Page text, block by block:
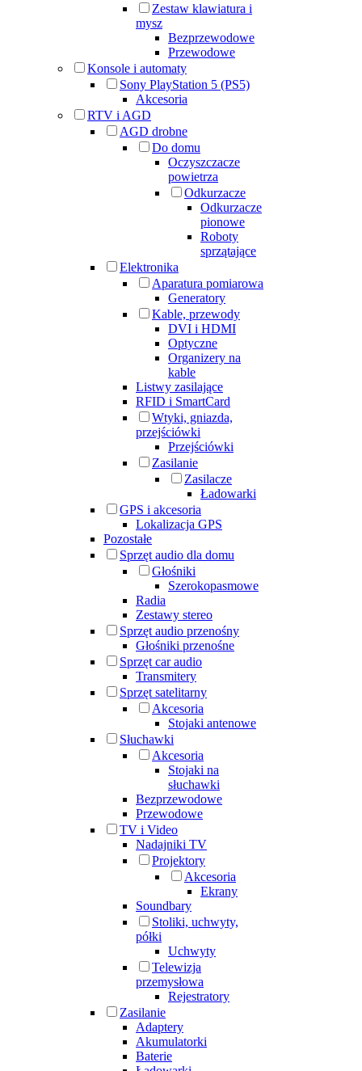
Zestaw klawiatura i
mysz
Bezprzewodowe
Przewodowe
Konsole i automaty
Sony PlayStation 5 (PS5)
Akcesoria
RTV i AGD
AGD drobne
Do domu
Oczyszczacze
powietrza
Odkurzacze
Odkurzacze
pionowe
Roboty
sprzątające
Elektronika
Aparatura pomiarowa
Generatory
Kable, przewody
DVI i HDMI
Optyczne
Organizery na
kable
Listwy zasilające
RFID i SmartCard
Wtyki, gniazda,
przejściówki
Przejściówki
Zasilanie
Zasilacze
Ładowarki
GPS i akcesoria
Lokalizacja GPS
Pozostałe
Sprzęt audio dla domu
Głośniki
Szerokopasmowe
Radia
Zestawy stereo
Sprzęt audio przenośny
Głośniki przenośne
Sprzęt car audio
Transmitery
Sprzęt satelitarny
Akcesoria
Stojaki antenowe
Słuchawki
Akcesoria
Stojaki na
słuchawki
Bezprzewodowe
Przewodowe
TV i Video
Nadajniki TV
Projektory
Akcesoria
Ekrany
Soundbary
Stoliki, uchwyty,
półki
Uchwyty
Telewizja
przemysłowa
Rejestratory
Zasilanie
Adaptery
Akumulatorki
Baterie